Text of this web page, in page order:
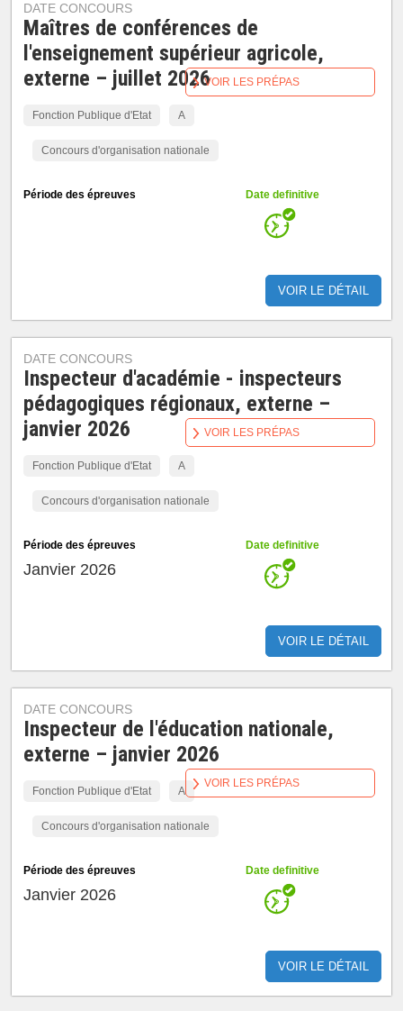
DATE CONCOURS
Maîtres de conférences de
l'enseignement supérieur agricole,
externe – juillet 2026
Fonction Publique d'Etat A
Concours d'organisation nationale
Période des épreuves Date definitive
VOIR LE DÉTAIL
VOIR LES PRÉPAS
DATE CONCOURS
Inspecteur d'académie - inspecteurs
pédagogiques régionaux, externe –
janvier 2026
Fonction Publique d'Etat A
Concours d'organisation nationale
Période des épreuves
Janvier 2026
Date definitive
VOIR LE DÉTAIL
VOIR LES PRÉPAS
DATE CONCOURS
Inspecteur de l'éducation nationale,
externe – janvier 2026
Fonction Publique d'Etat A
Concours d'organisation nationale
Période des épreuves
Janvier 2026
Date definitive
VOIR LE DÉTAIL
VOIR LES PRÉPAS